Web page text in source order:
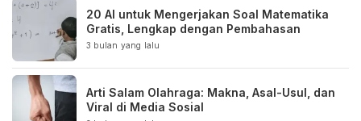
20 AI untuk Mengerjakan Soal Matematika
Gratis, Lengkap dengan Pembahasan
3 bulan yang lalu
Arti Salam Olahraga: Makna, Asal-Usul, dan
Viral di Media Sosial